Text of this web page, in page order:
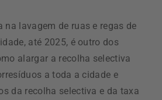
na lavagem de ruas e regas de
até 2025, é outro dos
alargar a recolha selectiva
a toda a cidade e
da recolha selectiva e da taxa